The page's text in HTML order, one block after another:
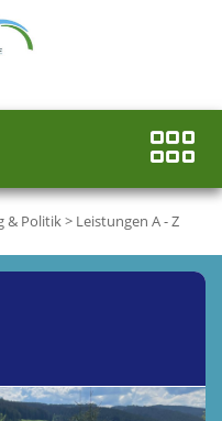
& Politik> Leistungen A - Z